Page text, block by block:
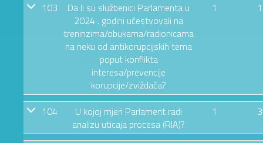
103
Da li su službenici Parlamenta u
2024 . godini učestvovali na
treninzima/obukama/radionicama
na neku od antikorupcijskih tema
poput konflikta
interesa/prevencije
korupcije/zviždača?
1 1
104
U kojoj mjeri Parlament radi
analizu uticaja procesa (RIA)?
1 3